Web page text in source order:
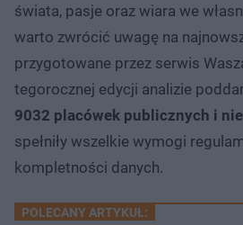
świata, pasje oraz wiara we
warto zwrócić uwagę na
przygotowane przez serwis
tegorocznej edycji analizie
9032 placówek publicznych i
spełniły wszelkie wymogi
kompletności danych.
POLECANY ARTYKUŁ: